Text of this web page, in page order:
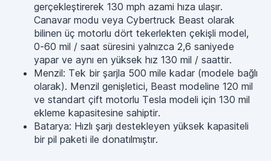
gerçekleştirerek 130 mph azami hıza ulaşır.
Canavar modu veya Cybertruck Beast olarak
bilinen üç motorlu dört tekerlekten çekişli model,
0-60 mil / saat süresini yalnızca 2,6 saniyede
yapar ve aynı en yüksek hız 130 mil / saattir.
Menzil: Tek bir şarjla 500 mile kadar (modele bağlı
olarak). Menzil genişletici, Beast modeline 120 mil
ve standart çift motorlu Tesla modeli için 130 mil
ekleme kapasitesine sahiptir.
Batarya: Hızlı şarjı destekleyen yüksek kapasiteli
bir pil paketi ile donatılmıştır.